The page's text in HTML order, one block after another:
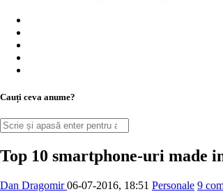
Cauți ceva anume?
Top 10 smartphone-uri made
Dan Dragomir 06-07-2016, 18:51 Personale 9